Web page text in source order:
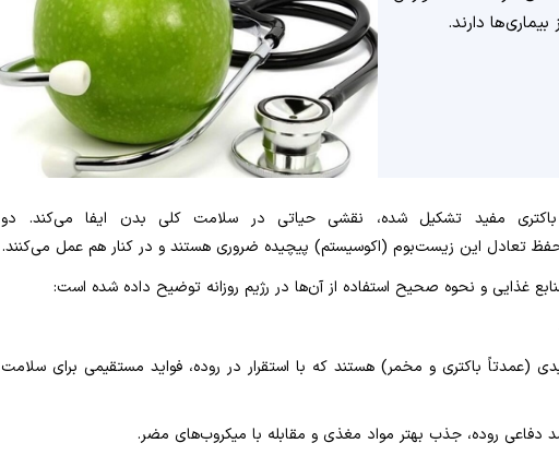
دارند.
باکتری مفید تشکیل شده، نقشی حیاتی در سلامت کلی بدن ایفا می‌کند. دو
تعادل این زیست‌بوم (اکوسیستم) پیچیده ضروری هستند و در کنار هم عمل می‌کنند.
غذایی و نحوه صحیح استفاده از آن‌ها در رژیم روزانه توضیح داده شده است:
(عمدتاً باکتری و مخمر) هستند که با استقرار در روده، فواید مستقیمی برای سلامت
روده، جذب بهتر مواد مغذی و مقابله با میکروب‌های مضر.